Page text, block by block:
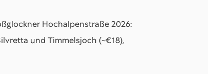
Hochalpenstraße 2026:
und Timmelsjoch (~€18),